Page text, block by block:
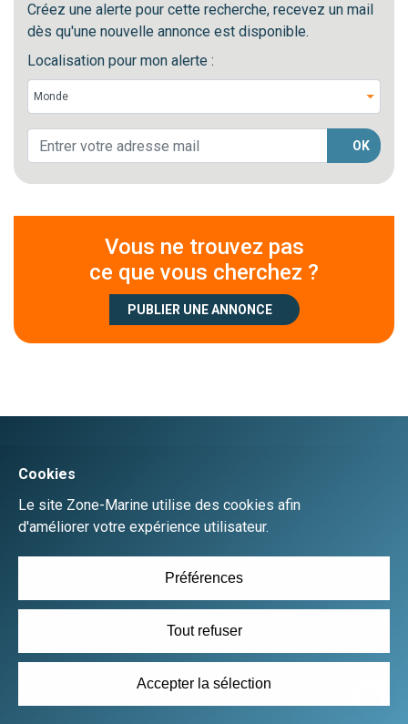
Créez une alerte pour cette recherche, recevez un mail
dès qu'une nouvelle annonce est disponible.
Localisation pour mon alerte :
OK
Vous ne trouvez pas
ce que vous cherchez ?
PUBLIER UNE ANNONCE
Créer un compte
Se connecter
Déposer une annonce gratuitement
CGU